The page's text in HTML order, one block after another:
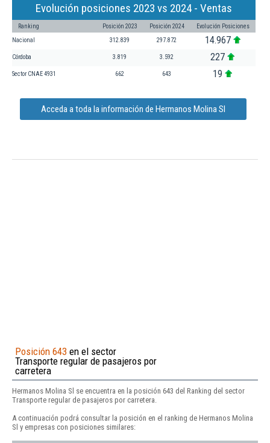
Evolución posiciones 2023 vs 2024 - Ventas
Ranking Posición 2023 Posición 2024 Evolución Posiciones
Nacional 312.839 297.872 14.967
Córdoba 3.819 3.592 227
Sector CNAE 4931 662 643 19
Acceda a toda la información de Hermanos Molina Sl
Posición 643 en el sector
Transporte regular de pasajeros por
carretera
Hermanos Molina Sl se encuentra en la posición 643 del Ranking del sector
Transporte regular de pasajeros por carretera.
A continuación podrá consultar la posición en el ranking de Hermanos Molina
Sl y empresas con posiciones similares: